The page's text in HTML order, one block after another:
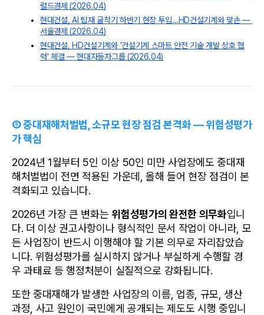
럴드경제 (2026.04)
현대건설, AI 탑재 굴착기 하반기 현장 투입…HD건설기계와 맞손 —
서울경제 (2026.04)
현대건설, HD건설기계와 '건설기계 스마트 안전 기술 개발 상호 협
력' 체결 — 현대자동차그룹 (2026.04)
⑤ 중대재해처벌법, 소규모 현장 점검 본격화 — 위험성평가
가 핵심
2024년 1월부터 5인 이상 50인 미만 사업장에도 중대재
해처벌법이 전면 적용된 가운데, 올해 들어 현장 점검이 본
격화되고 있습니다.
2026년 가장 큰 변화는 위험성평가의 완전한 의무화입니
다. 더 이상 권고사항이나 형식적인 문서 작업이 아니라, 모
든 사업장이 반드시 이행해야 할 기본 의무로 자리잡았습
니다. 위험성평가를 실시하지 않거나 부실하게 수행할 경
우 과태료 등 행정처분이 실질적으로 강화됩니다.
또한 중대재해가 발생한 사업장의 이름, 업종, 규모, 생산
과정, 사고 원인이 국민에게 공개되는 제도도 시행 중입니